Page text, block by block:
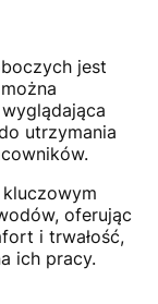
jest
utrzymania
oferując
i trwałość,
ich pracy.